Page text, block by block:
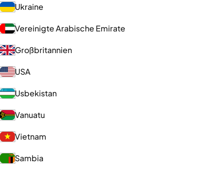
Ukraine
Vereinigte Arabische Emirate
Großbritannien
USA
Usbekistan
Vanuatu
Vietnam
Sambia